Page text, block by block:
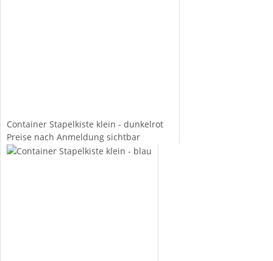
Container Stapelkiste klein - dunkelrot
Preise nach Anmeldung sichtbar